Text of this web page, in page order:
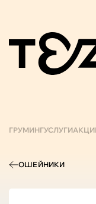
ГРУМИНГУСЛУГИ
ОШЕЙНИКИ